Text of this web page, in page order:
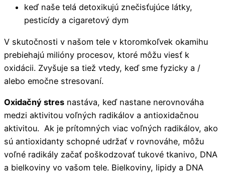
keď naše telá detoxikujú znečisťujúce látky,
pesticídy a cigaretový dym
V skutočnosti v našom tele v ktoromkoľvek okamihu
prebiehajú milióny procesov, ktoré môžu viesť k
oxidácii. Zvyšuje sa tiež vtedy, keď sme fyzicky a /
alebo emočne stresovaní.
Oxidačný stres nastáva, keď nastane nerovnováha
medzi aktivitou voľných radikálov a antioxidačnou
aktivitou. Ak je prítomných viac voľných radikálov, ako
sú antioxidanty schopné udržať v rovnováhe, môžu
voľné radikály začať poškodzovať tukové tkanivo, DNA
a bielkoviny vo vašom tele. Bielkoviny, lipidy a DNA